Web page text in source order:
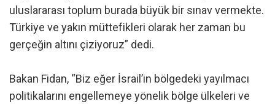
uluslararası toplum burada büyük bir sınav vermekte.
Türkiye ve yakın müttefikleri olarak her zaman bu
gerçeğin altını çiziyoruz” dedi.
Bakan Fidan, “Biz eğer İsrail’in bölgedeki yayılmacı
politikalarını engellemeye yönelik bölge ülkeleri ve